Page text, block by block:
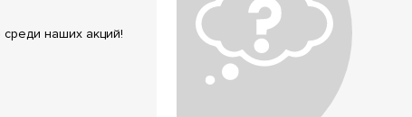
наших акций!